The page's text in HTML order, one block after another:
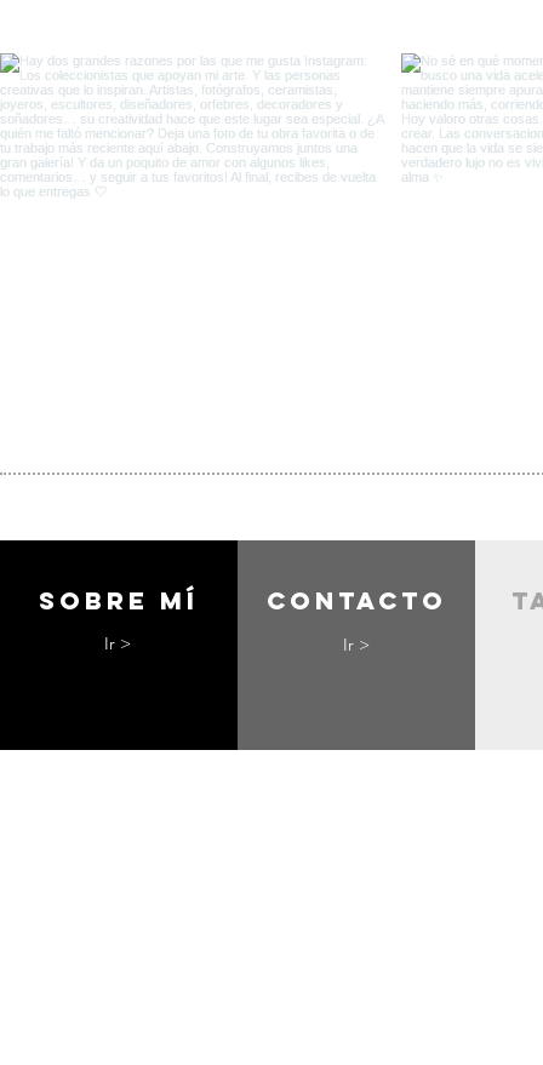
Sobre mí
Ir >
contacto
Ir >